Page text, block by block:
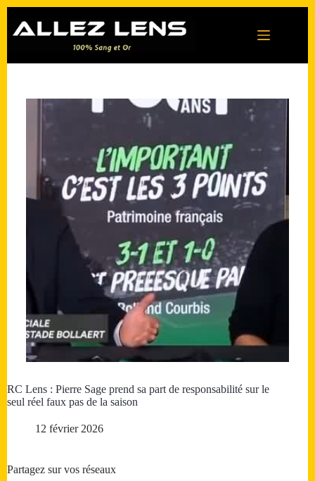
contenu
RC Lens : Pierre Sage prend sa part de responsabilité sur le
seul réel faux pas de la saison
12 février 2026
Partagez sur vos réseaux